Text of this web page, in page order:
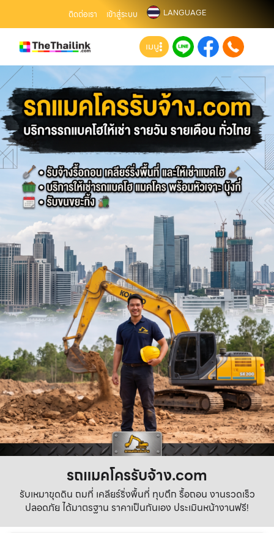
ติดต่อเรา เข้าสู่ระบบ LANGUAGE
เมนู
รถแมคโครรับจ้าง.com
รับเหมาขุดดิน ถมที่ เคลียร์ริ่งพื้นที่ ทุบตึก รื้อถอน งานรวดเร็ว
ปลอดภัย ได้มาตรฐาน ราคาเป็นกันเอง ประเมินหน้างานฟรี!